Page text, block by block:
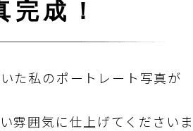
成！
た私のポートレート写真が
雰囲気に仕上げてくださいま